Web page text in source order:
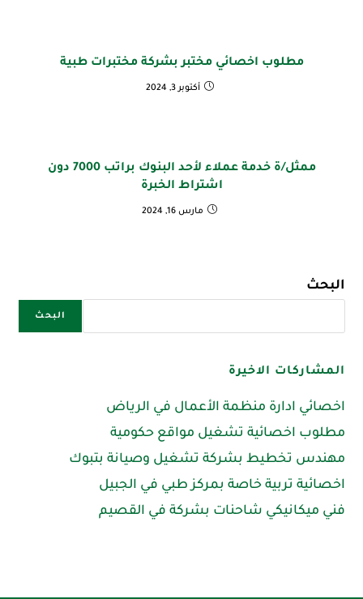
مطلوب اخصائي مختبر بشركة مختبرات طبية
أكتوبر 3, 2024
ممثل/ة خدمة عملاء لأحد البنوك براتب 7000 دون
اشتراط الخبرة
مارس 16, 2024
البحث
البحث
المشاركات الاخيرة
اخصائي ادارة منظمة الأعمال في الرياض
مطلوب اخصائية تشغيل مواقع حكومية
مهندس تخطيط بشركة تشغيل وصيانة بتبوك
اخصائية تربية خاصة بمركز طبي في الجبيل
فني ميكانيكي شاحنات بشركة في القصيم